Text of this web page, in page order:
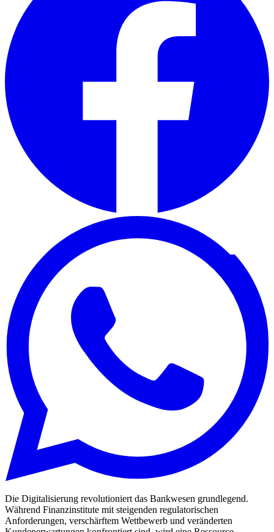
Die Digitalisierung revolutioniert das Bankwesen grundlegend.
Während Finanzinstitute mit steigenden regulatorischen
Anforderungen, verschärftem Wettbewerb und veränderten